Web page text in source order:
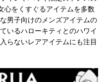
心をくすぐるアイテムを多数
男子向けのメンズアイテムの
いるハローキティとのハワイ
らないレアアイテムにも注目